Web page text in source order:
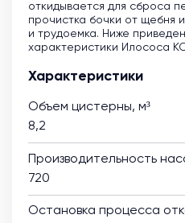
откидывается для сброса
прочистка бочки от щебня
и трудоемка. Ниже
характеристики Илососа
Характеристики
Объем цистерны, м³
8,2
Производительность
720
Остановка процесса